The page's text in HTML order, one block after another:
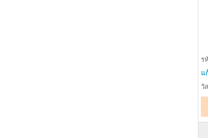
ร
แ
วั